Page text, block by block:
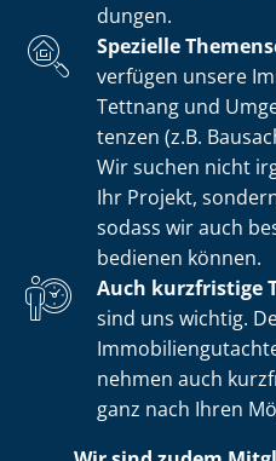
dun­gen.
Spezielle
verfügen unsere
Tettnang und
ten­zen (z.B.
Wir suchen nicht
Ihr Projekt,
sodass wir auch
bedienen können.
Auch kurzfristige
sind uns wichtig.
nehmen auch
ganz nach Ihren